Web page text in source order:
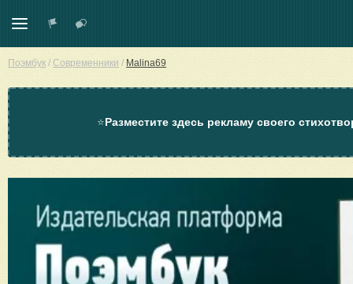
Поэмбук / Современники / Malina69
⭐Разместите здесь рекламу своего